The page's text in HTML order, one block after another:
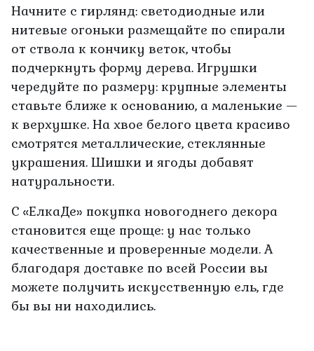
Начните с гирлянд: светодиодные или
нитевые огоньки размещайте по спирали
от ствола к кончику веток, чтобы
подчеркнуть форму дерева. Игрушки
чередуйте по размеру: крупные элементы
ставьте ближе к основанию, а маленькие —
к верхушке. На хвое белого цвета красиво
смотрятся металлические, стеклянные
украшения. Шишки и ягоды добавят
натуральности.
С «ЕлкаДе» покупка новогоднего декора
становится еще проще: у нас только
качественные и проверенные модели. А
благодаря доставке по всей России вы
можете получить искусственную ель, где
бы вы ни находились.